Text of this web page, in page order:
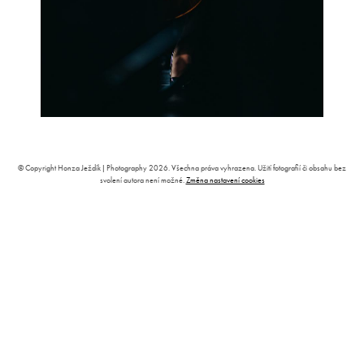
© Copyright Honza Ježdík | Photography 2026. Všechna práva vyhrazena. Užití fotografií či obsahu bez
svolení autora není možné.Změna nastavení cookies